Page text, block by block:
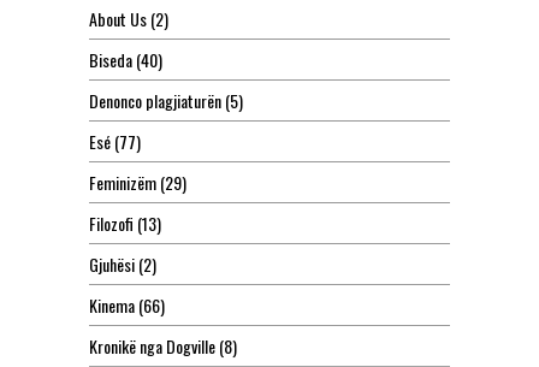
About Us(2)
Biseda(40)
Denonco plagjiaturën(5)
Esé(77)
Feminizëm(29)
Filozofi (13)
Gjuhësi(2)
Kinema(66)
Kronikë nga Dogville(8)